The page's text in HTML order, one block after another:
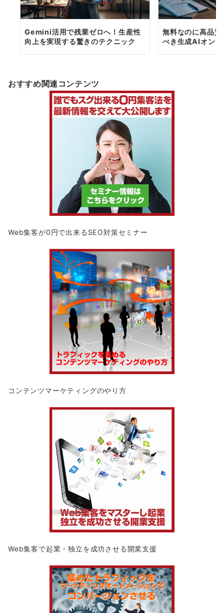
Gemini活用で残業ゼロへ！生産性
向上を実現する驚きのテクニック
無料なのに高品
べき生成AIオン
おすすめ関連コンテンツ
Web集客が0円で出来るSEO対策セミナー
コンテンツマーケティングのやり方
Web集客で起業・独立を成功させる開業支援